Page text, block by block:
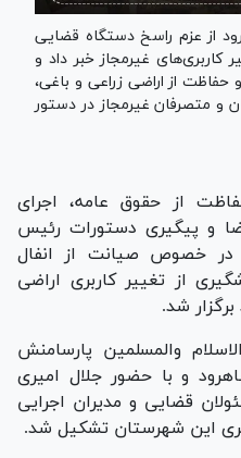
از عزم راسخ دستگاه قضایی
کاربری‌های غیرمجاز خبر داد و
از اراضی زراعی و باغی،
و متصرفان غیرمجاز در دستور
از حقوق عامه، اجرای
و پیگیری دستورات رئیس
خصوص صیانت از انفال
از تغییر کاربری اراضی
شد.
والمسلمین پارسامنش
و با حضور جلال امیری
قضایی و مدیران اجرایی
این شهرستان تشکیل شد.